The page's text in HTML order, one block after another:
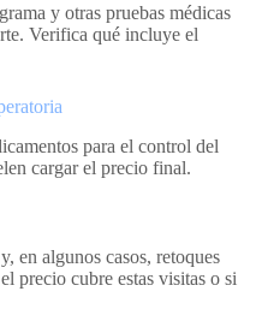
y otras pruebas médicas
Verifica qué incluye el
para el control del
cargar el precio final.
en algunos casos, retoques
precio cubre estas visitas o si